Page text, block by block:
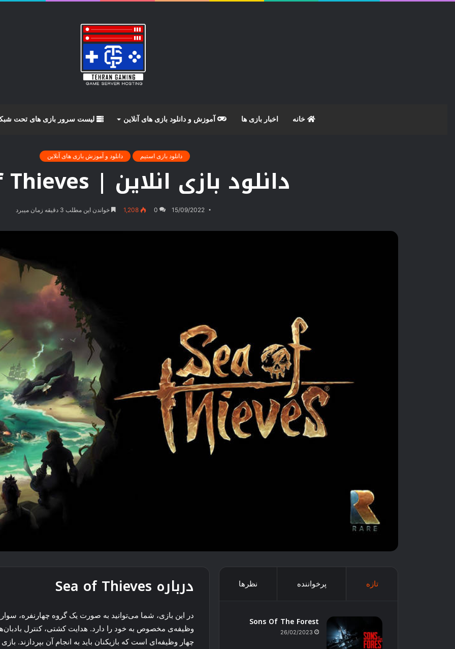
خانه اخبار بازی ها آموزش و دانلود بازی های آنلاین لیست سرور بازی های تحت
دانلود بازی استیم دانلود و آموزش بازی های آنلاین
دانلود بازی انلاین | Sea of Thieves
15/09/2022
0
1,208 خواندن این مطلب 3 دقیقه زمان میبرد
درباره Sea of Thieves
در این بازی، شما می‌توانید به صورت یک گروه چهارنفره،
وظیفه‌ی مخصوص به خود را دارد. هدایت کشتی، کنترل
چهار وظیفه‌ای است که بازیکنان باید به انجام آن بپردازند.
تازه پرخواننده نظرها
Sons Of The Forest
26/02/2023